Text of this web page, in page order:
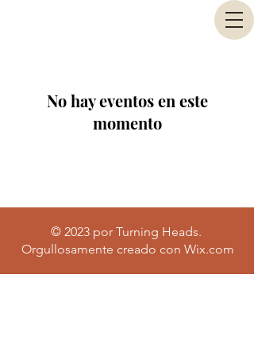
No hay eventos en este
momento
© 2023 por Turning Heads.
Orgullosamente creado con Wix.com